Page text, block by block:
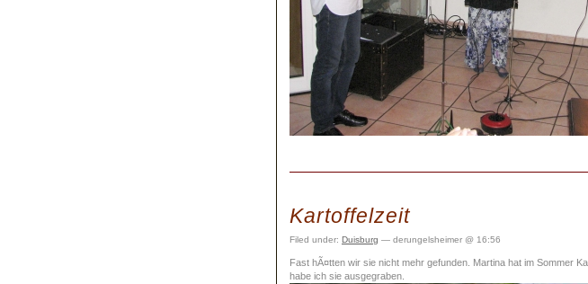
Kartoffelzeit
Filed under: Duisburg — derungelsheimer @ 16:56
Fast hÃ¤tten wir sie nicht mehr gefunden. Martina hat im Sommer
habe ich sie ausgegraben.